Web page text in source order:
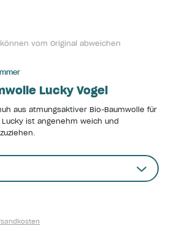
vom Original abweichen
Lucky Vogel
aus atmungsaktiver Bio-Baumwolle für
ist angenehm weich und